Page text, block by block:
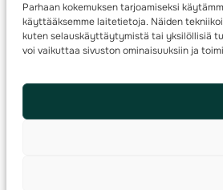
Parhaan kokemuksen tarjoamiseksi
käyttääksemme laitetietoja. Näiden
kuten selauskäyttäytymistä tai yksilöllisiä
voi vaikuttaa sivuston ominaisuuksiin ja